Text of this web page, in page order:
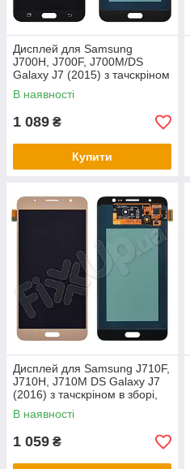
Дисплей для Samsung
J700H, J700F, J700M/DS
Galaxy J7 (2015) з тачскріном
в зборі, колір чорний, OLED
В наявності
1 089 ₴
Купити
Дисплей для Samsung J710F,
J710H, J710M DS Galaxy J7
(2016) з тачскріном в зборі,
колір золотий, OLED
В наявності
1 059 ₴